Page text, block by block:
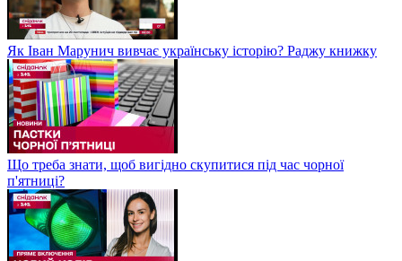
Як Іван Марунич вивчає українську історію? Раджу книжку
Що треба знати, щоб вигідно скупитися під час чорної
п'ятниці?